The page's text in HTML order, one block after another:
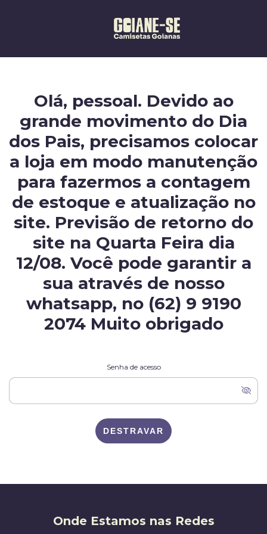
Olá, pessoal. Devido ao
grande movimento do Dia
dos Pais, precisamos colocar
a loja em modo manutenção
para fazermos a contagem
de estoque e atualização no
site. Previsão de retorno do
site na Quarta Feira dia
12/08. Você pode garantir a
sua através de nosso
whatsapp, no (62) 9 9190
2074 Muito obrigado
Senha de acesso
DESTRAVAR
Onde Estamos nas Redes